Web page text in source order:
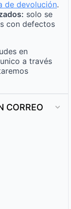
de devolución.
solo se
con defectos
en
a través
CORREO